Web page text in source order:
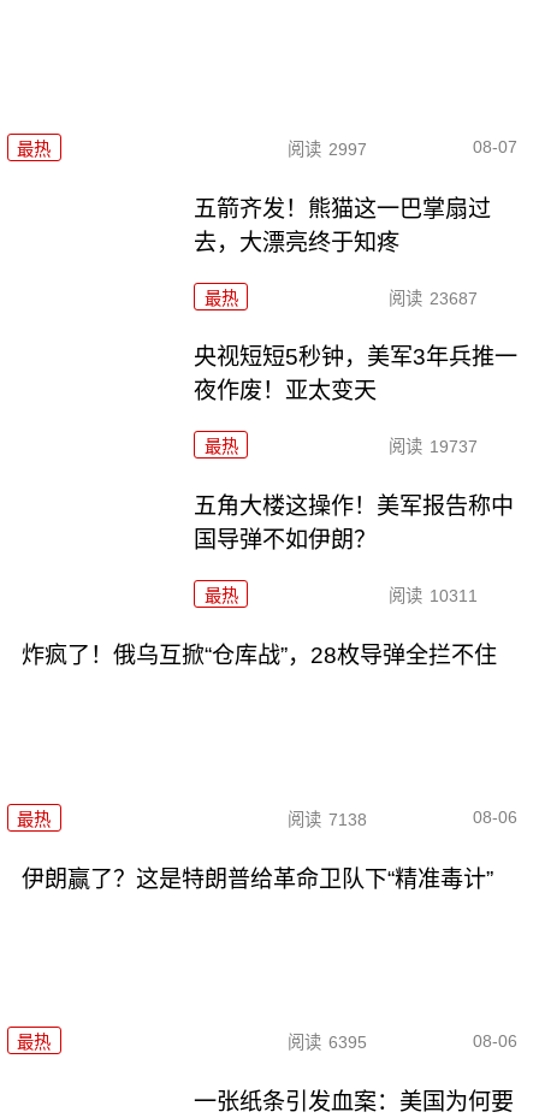
最热 阅读 2997 08-07
五箭齐发！熊猫这一巴掌扇过
去，大漂亮终于知疼
最热 阅读 23687
央视短短5秒钟，美军3年兵推一
夜作废！亚太变天
最热 阅读 19737
五角大楼这操作！美军报告称中
国导弹不如伊朗？
最热 阅读 10311
炸疯了！俄乌互掀“仓库战”，28枚导弹全拦不住
最热 阅读 7138 08-06
伊朗赢了？这是特朗普给革命卫队下“精准毒计”
最热 阅读 6395 08-06
一张纸条引发血案：美国为何要